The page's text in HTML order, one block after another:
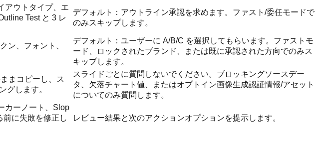
アウトタイプ、エ
Test と 3 レ
デフォルト：アウトライン承認を求めます。ファスト/委任モードで
のみスキップします。
ン、フォント、
デフォルト：ユーザーに A/B/C を選択してもらいます。ファストモ
ード、ロックされたブランド、または既に承認された方向でのみス
キップします。
まコピーし、ス
グします。
スライドごとに質問しないでください。ブロッキングソースデー
タ、欠落チャート値、またはオプトイン画像生成認証情報/アセット
についてのみ質問します。
カーノート、Slop
前に失敗を修正し
レビュー結果と次のアクションオプションを提示します。